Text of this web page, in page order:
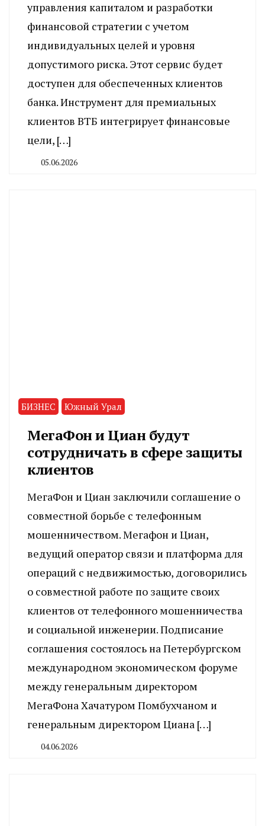
управления капиталом и разработки
финансовой стратегии с учетом
индивидуальных целей и уровня
допустимого риска. Этот сервис будет
доступен для обеспеченных клиентов
банка. Инструмент для премиальных
клиентов ВТБ интегрирует финансовые
цели, […]
05.06.2026
БИЗНЕС Южный Урал
МегаФон и Циан будут
сотрудничать в сфере защиты
клиентов
МегаФон и Циан заключили соглашение о
совместной борьбе с телефонным
мошенничеством. Мегафон и Циан,
ведущий оператор связи и платформа для
операций с недвижимостью, договорились
о совместной работе по защите своих
клиентов от телефонного мошенничества
и социальной инженерии. Подписание
соглашения состоялось на Петербургском
международном экономическом форуме
между генеральным директором
МегаФона Хачатуром Помбухчаном и
генеральным директором Циана […]
04.06.2026